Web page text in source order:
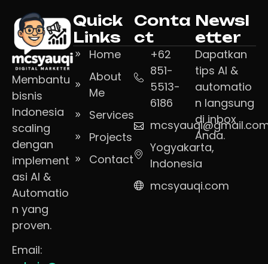
Membantu
bisnis
Indonesia
scaling
dengan
implement
asi AI &
Automatio
n yang
proven.
Email:
Quick
Links
Home
About
Me
Services
Projects
Contact
Conta
ct
+62
851-
5513-
6186
Yogyakarta,
Indonesia
mcsyauqi.com
Newsl
etter
Dapatkan
tips AI &
automatio
n langsung
di inbox
Anda.